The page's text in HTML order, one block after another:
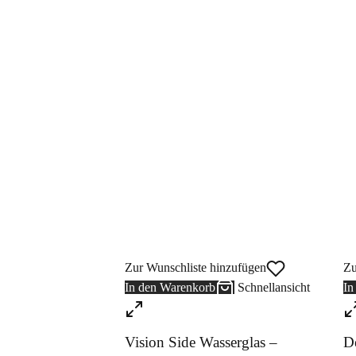
Zur Wunschliste hinzufügen
In den Warenkorb
Schnellansicht
Vision Side Wasserglas –
In